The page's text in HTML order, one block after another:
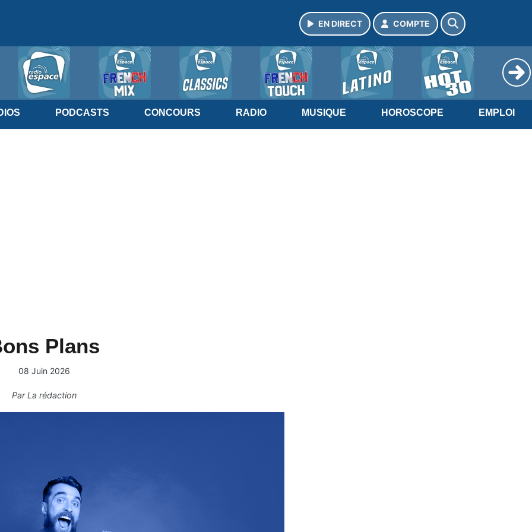
EN DIRECT COMPTE
PODCASTS CONCOURS RADIO MUSIQUE HOROSCOPE EMPLOI
Plans
08 Juin 2026
ParLa rédaction